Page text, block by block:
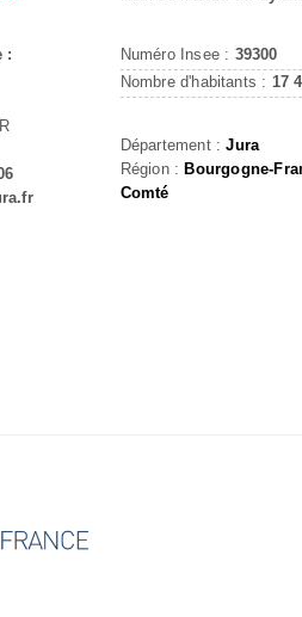
:
Numéro Insee : 39300
Nombre d'habitants : 17
Département :Jura
Région : Bourgogne-
Comté